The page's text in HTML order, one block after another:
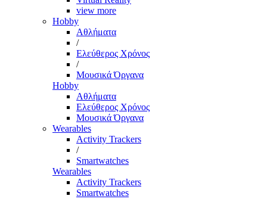
view more
Hobby
Αθλήματα
/
Ελεύθερος Χρόνος
/
Μουσικά Όργανα
Hobby
Αθλήματα
Ελεύθερος Χρόνος
Μουσικά Όργανα
Wearables
Activity Trackers
/
Smartwatches
Wearables
Activity Trackers
Smartwatches